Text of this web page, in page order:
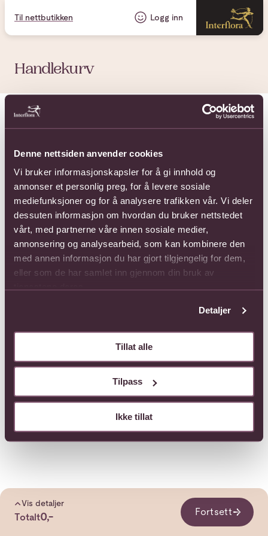
Denne nettsiden anvender cookies
Vi bruker informasjonskapsler for å gi innhold og
annonser et personlig preg, for å levere sosiale
mediefunksjoner og for å analysere trafikken vår. Vi deler
dessuten informasjon om hvordan du bruker nettstedet
vårt, med partnerne våre innen sosiale medier,
annonsering og analysearbeid, som kan kombinere den
med annen informasjon du har gjort tilgjengelig for dem,
eller som de har samlet inn gjennom din bruk av
Detaljer
Tillat alle
Tilpass
Ikke tillat
Til nettbutikken Logg inn
Handlekurv
Handlevognen er tom.
Vis detaljer
Totalt0,- Fortsett